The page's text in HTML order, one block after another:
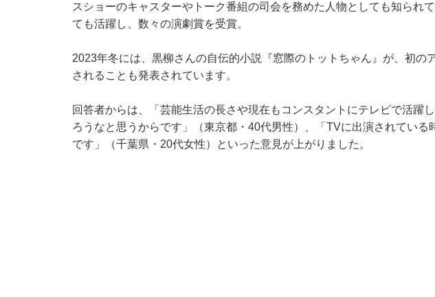
スショーのキャスターやトーク番組の司会を務めた人物としても知られ
ても活躍し、数々の演劇賞を受賞。
2023年冬には、黒柳さんの自伝的小説『窓際のトットちゃん』が、初の
されることも発表されています。
回答者からは、「芸能生活の長さや現在もコンスタントにテレビで活躍
ろうなと思うからです」（東京都・40代男性）、「TVに出演されている
です」（千葉県・20代女性）といった意見が上がりました。